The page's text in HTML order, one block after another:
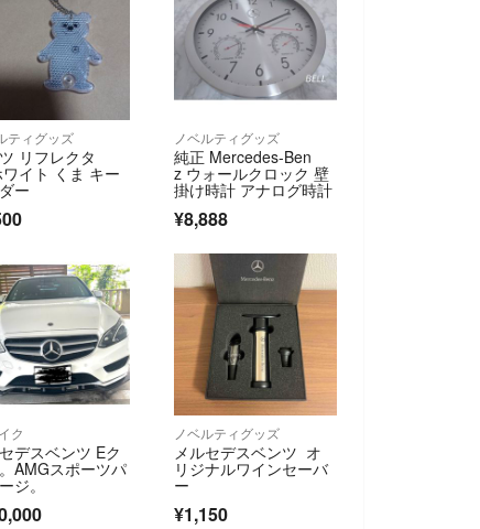
ティグッズ
リフレクタ
イト くま キー
ー
ノベルティグッズ
純正 Mercedes-Ben
z ウォールクロック 壁
掛け時計 アナログ時計
¥8,888
ク
デスベンツ Eク
AMGスポーツパ
ジ。
ノベルティグッズ
メルセデスベンツ オ
リジナルワインセーバ
ー
¥1,150